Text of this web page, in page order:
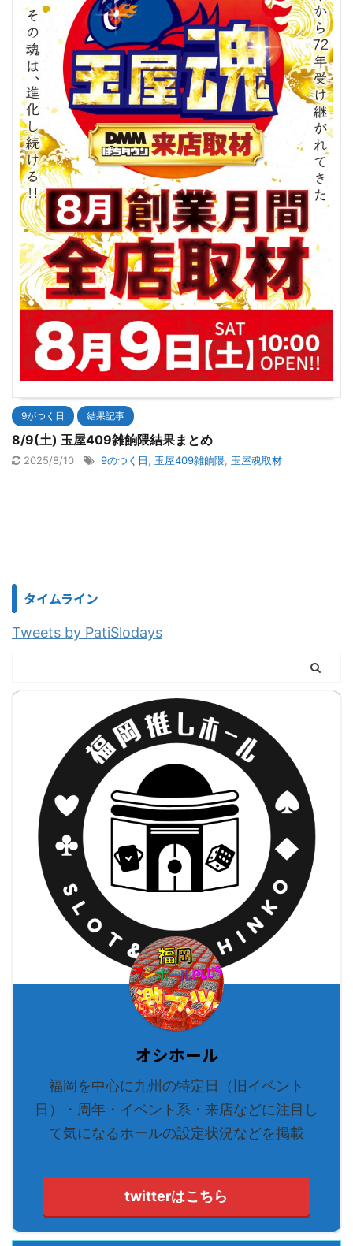
9がつく日 結果記事
8/9(土) 玉屋409雑餉隈結果まとめ
2025/8/10 9のつく日 玉屋409雑餉隈 玉屋魂取材
タイムライン
Tweets by PatiSlodays
オシホール
福岡を中心に九州の特定日（旧イベント
日）・周年・イベント系・来店などに注目し
て気になるホールの設定状況などを掲載
twitterはこちら